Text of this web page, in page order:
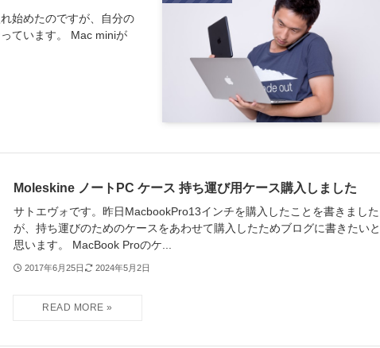
始めたのですが、自分の
ています。 Mac miniが
Moleskine ノートPC ケース 持ち運び用ケース購入しました
サトエヴォです。昨日MacbookPro13インチを購入したことを書きました
が、持ち運びのためのケースをあわせて購入したためブログに書きたいと
思います。 MacBook Proのケ...
2017年6月25日 2024年5月2日